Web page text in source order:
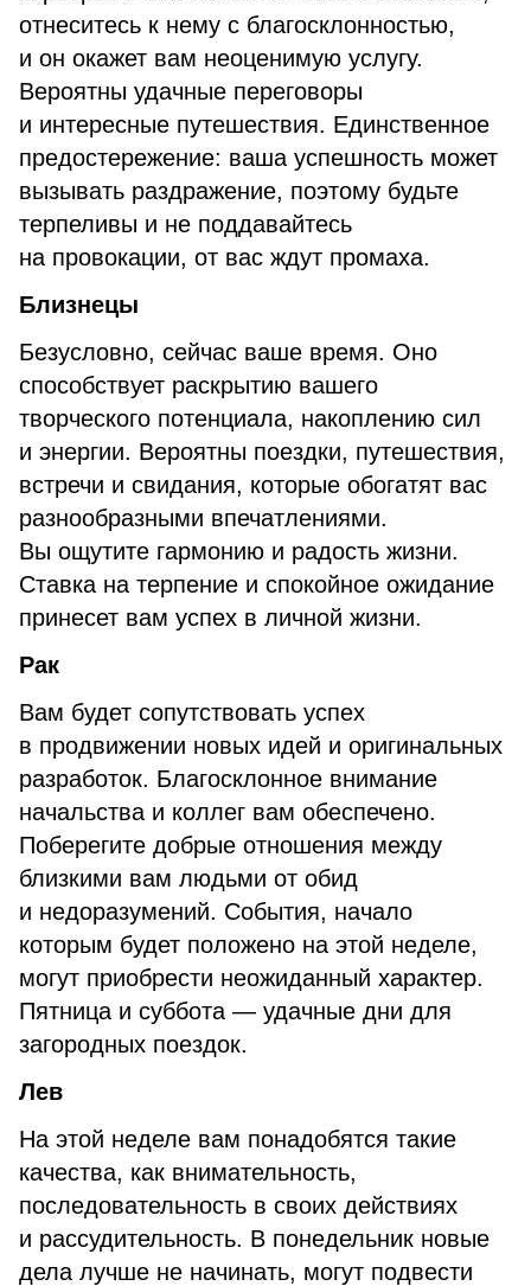
отнеситесь к нему с благосклонностью,
и он окажет вам неоценимую услугу.
Вероятны удачные переговоры
и интересные путешествия. Единственное
предостережение: ваша успешность может
вызывать раздражение, поэтому будьте
терпеливы и не поддавайтесь
на провокации, от вас ждут промаха.
Близнецы
Безусловно, сейчас ваше время. Оно
способствует раскрытию вашего
творческого потенциала, накоплению сил
и энергии. Вероятны поездки, путешествия,
встречи и свидания, которые обогатят вас
разнообразными впечатлениями.
Вы ощутите гармонию и радость жизни.
Ставка на терпение и спокойное ожидание
принесет вам успех в личной жизни.
Рак
Вам будет сопутствовать успех
в продвижении новых идей и оригинальных
разработок. Благосклонное внимание
начальства и коллег вам обеспечено.
Поберегите добрые отношения между
близкими вам людьми от обид
и недоразумений. События, начало
которым будет положено на этой неделе,
могут приобрести неожиданный характер.
Пятница и суббота — удачные дни для
загородных поездок.
Лев
На этой неделе вам понадобятся такие
качества, как внимательность,
последовательность в своих действиях
и рассудительность. В понедельник новые
дела лучше не начинать, могут подвести